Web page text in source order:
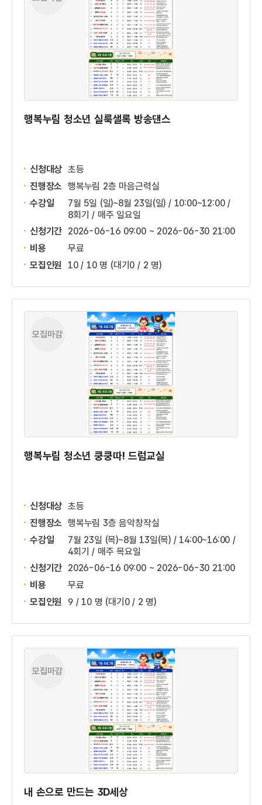
행복누림 청소년 실룩샐록 방송댄스
신청대상 초등
진행장소 행복누림 2층 마음근력실
수강일
7월 5일 (일)~8월 23일(일) / 10:00~12:00 /
8회기 / 매주 일요일
신청기간 2026-06-16 09:00 ~ 2026-06-30 21:00
비용
무료
모집인원
10 / 10 명 (대기0 / 2 명)
모집마감
행복누림 청소년 쿵쿵따! 드럼교실
신청대상 초등
진행장소 행복누림 3층 음악창작실
수강일
7월 23일 (목)~8월 13일(목) / 14:00~16:00 /
4회기 / 매주 목요일
신청기간 2026-06-16 09:00 ~ 2026-06-30 21:00
비용
무료
모집인원
9 / 10 명 (대기0 / 2 명)
모집마감
내 손으로 만드는 3D세상